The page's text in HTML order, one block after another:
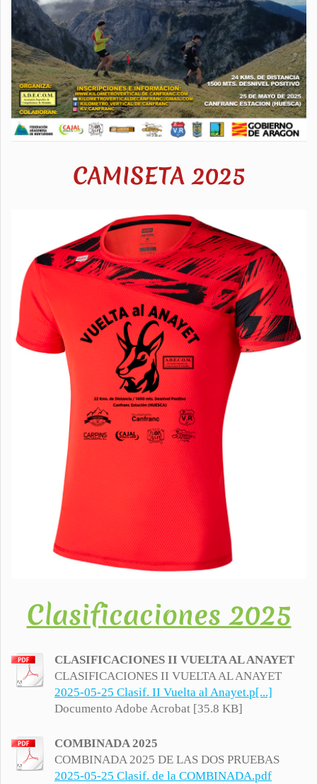
CAMISETA 2025
Clasificaciones 2025
CLASIFICACIONES II VUELTA AL ANAYET
CLASIFICACIONES II VUELTA AL ANAYET
2025-05-25 Clasif. II Vuelta al Anayet.p[...]
Documento Adobe Acrobat [35.8 KB]
COMBINADA 2025
COMBINADA 2025 DE LAS DOS PRUEBAS
2025-05-25 Clasif. de la COMBINADA.pdf